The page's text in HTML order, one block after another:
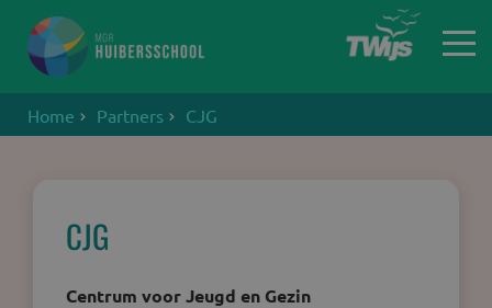
Home
Home Partners CJG
CJG
Centrum voor Jeugd en Gezin